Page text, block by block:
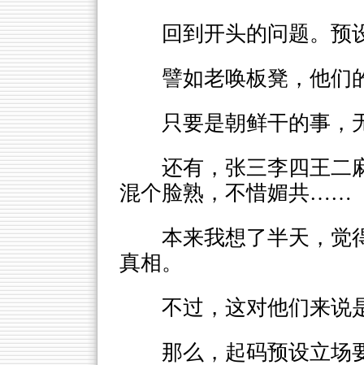
回到开头的问题。预
譬如老唤板凳，他们
只要是朝鲜干的事，
还有，张三李四王二
混个脸熟，不惜媚共……
本来我想了半天，觉
真相。
不过，这对他们来说
那么，起码预设立场